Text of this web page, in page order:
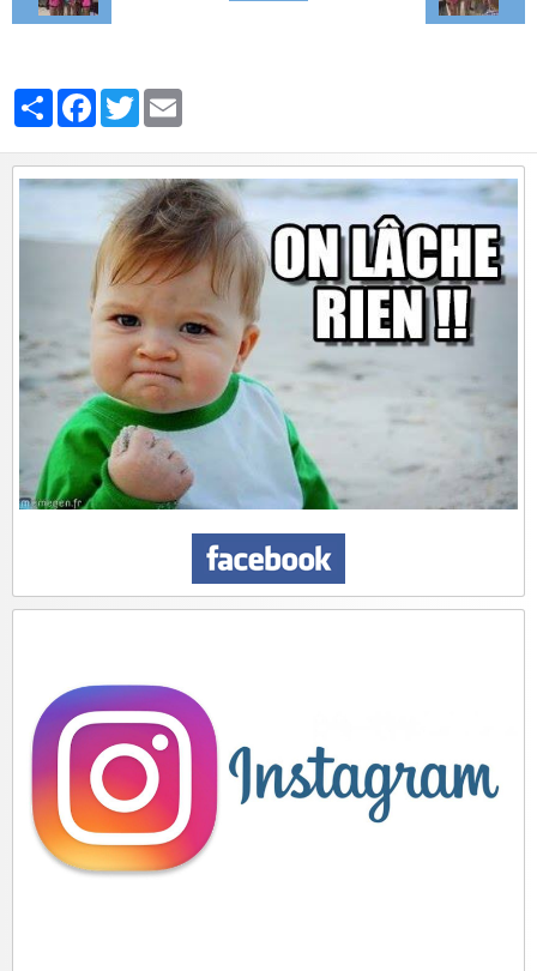
PartagerFacebook
Twitter